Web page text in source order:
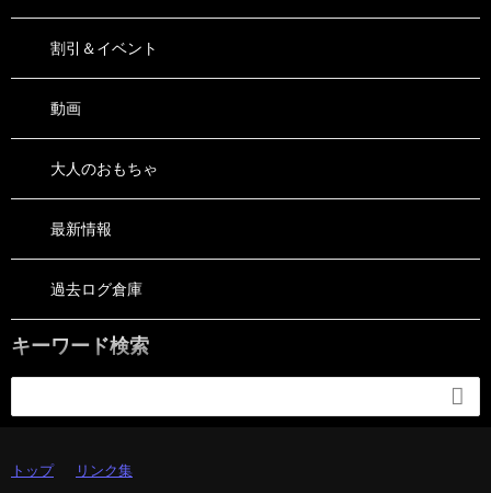
割引＆イベント
動画
大人のおもちゃ
最新情報
過去ログ倉庫
キーワード検索

トップ リンク集